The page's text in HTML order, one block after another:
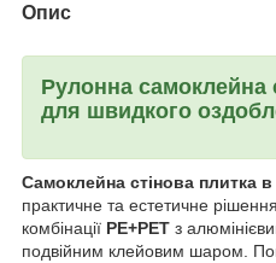
Опис
Рулонна самоклейна
для швидкого
Самоклейна стінова плитка
практичне та естетичне
комбінації PE+PET з
подвійним клейовим шаром.